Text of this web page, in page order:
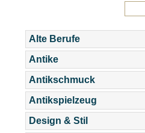
Alte Berufe
Antike
Antikschmuck
Antikspielzeug
Design & Stil